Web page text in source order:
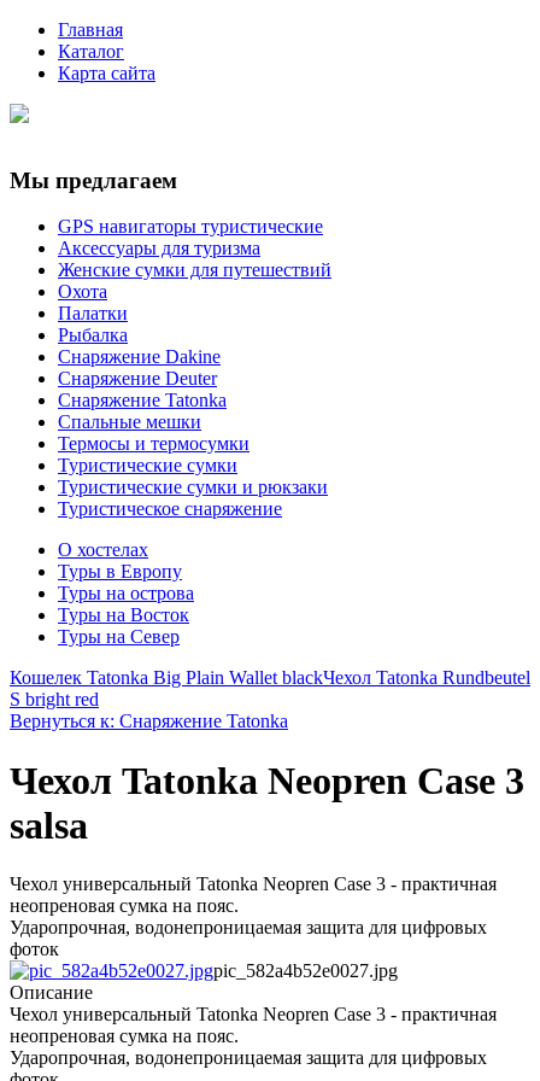
Главная
Каталог
Карта сайта
Мы предлагаем
GPS навигаторы туристические
Аксессуары для туризма
Женские сумки для путешествий
Охота
Палатки
Рыбалка
Снаряжение Dakine
Снаряжение Deuter
Снаряжение Tatonka
Спальные мешки
Термосы и термосумки
Туристические сумки
Туристические сумки и рюкзаки
Туристическое снаряжение
О хостелах
Туры в Европу
Туры на острова
Туры на Восток
Туры на Север
Кошелек Tatonka Big Plain Wallet blackЧехол Tatonka Rundbeutel
S bright red
Вернуться к: Снаряжение Tatonka
Чехол Tatonka Neopren Case 3
salsa
Чехол универсальный Tatonka Neopren Case 3 - практичная
неопреновая сумка на пояс.
Ударопрочная, водонепроницаемая защита для цифровых
фоток
pic_582a4b52e0027.jpg
Описание
Чехол универсальный Tatonka Neopren Case 3 - практичная
неопреновая сумка на пояс.
Ударопрочная, водонепроницаемая защита для цифровых